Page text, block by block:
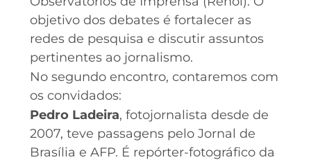
objetivo dos debates é fortalecer as
redes de pesquisa e discutir assuntos
pertinentes ao jornalismo.
No segundo encontro, contaremos com
os convidados:
Pedro Ladeira, fotojornalista desde de
2007, teve passagens pelo Jornal de
Brasília e AFP. É repórter-fotográfico da